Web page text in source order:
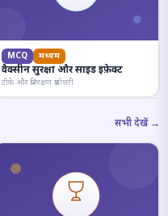
MCQ मध्यम
वैक्सीन सुरक्षा और साइड इफ़ेक्ट
टीके और प्रतिरक्षण प्रश्नोत्तरी
सभी देखें →